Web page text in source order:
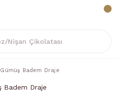
Gümüş Badem Draje